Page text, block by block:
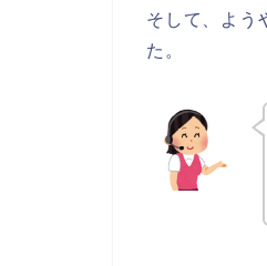
そして、よう
た。